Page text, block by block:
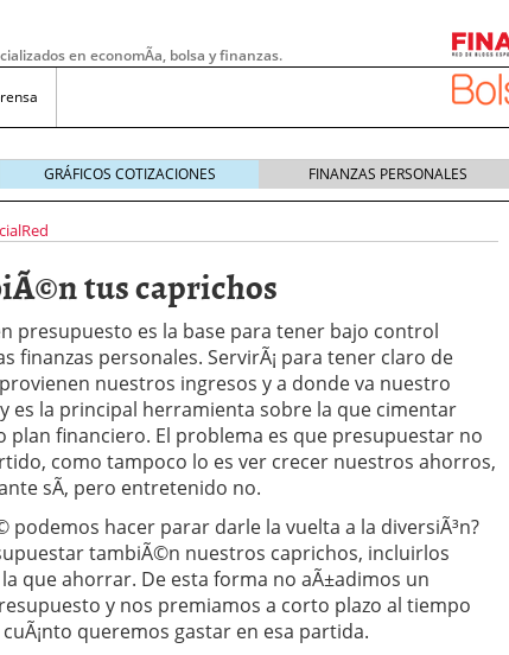
en economÃ­a, bolsa y finanzas.
en pymes: la obligación que muchas empresas
ya es demasiado tarde 20/07/2026
Lo Que Deben Saber los Traders Mexicanos Antes de
vs proceso tradicional: ventajas reales para pymes
baja mÃ©dica cuando trabajas por cuenta propia
GRÁFICOS COTIZACIONES FINANZAS PERSONALES
tus caprichos
presupuesto es la base para tener bajo control
finanzas personales. ServirÃ¡ para tener claro de
nuestros ingresos y a donde va nuestro
es la principal herramienta sobre la que cimentar
plan financiero. El problema es que presupuestar no
como tampoco lo es ver crecer nuestros ahorros,
sÃ­, pero entretenido no.
podemos hacer parar darle la vuelta a la diversiÃ³n?
tambiÃ©n nuestros caprichos, incluirlos
que ahorrar. De esta forma no aÃ±adimos un
y nos premiamos a corto plazo al tiempo
queremos gastar en esa partida.